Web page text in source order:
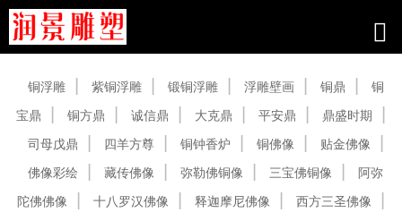
铜浮雕 紫铜浮雕 锻铜浮雕 浮雕壁画 铜鼎
铜
宝鼎
铜方鼎 诚信鼎 大克鼎 平安鼎
鼎盛时期
司母戊鼎
四羊方尊 铜钟香炉 铜佛像
贴金佛像
佛像彩绘
藏传佛像 弥勒佛铜像 三宝佛铜像
阿弥
陀佛佛像
十八罗汉佛像 释迦摩尼佛像
西方三圣佛像